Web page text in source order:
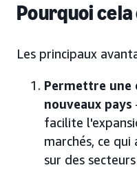
Pourquoi
Les principaux
Permettre une
nouveaux pays
facilite
marchés, ce
sur des